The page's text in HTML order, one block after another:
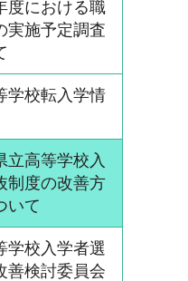
度における職
実施予定調査
学校転入学情
立高等学校入
制度の改善方
いて
学校入学者選
善検討委員会